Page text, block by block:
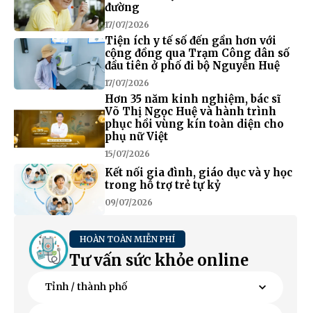
đường
17/07/2026
Tiện ích y tế số đến gần hơn với
cộng đồng qua Trạm Công dân số
đầu tiên ở phố đi bộ Nguyễn Huệ
17/07/2026
Hơn 35 năm kinh nghiệm, bác sĩ
Võ Thị Ngọc Huệ và hành trình
phục hồi vùng kín toàn diện cho
phụ nữ Việt
15/07/2026
Kết nối gia đình, giáo dục và y học
trong hỗ trợ trẻ tự kỷ
09/07/2026
HOÀN TOÀN MIỄN PHÍ
Tư vấn sức khỏe online